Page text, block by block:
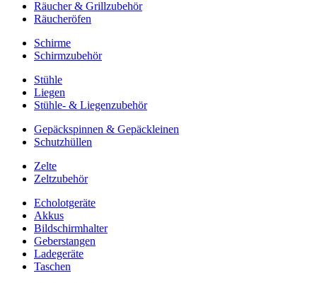
Räucher & Grillzubehör
Räucheröfen
Schirme
Schirmzubehör
Stühle
Liegen
Stühle- & Liegenzubehör
Gepäckspinnen & Gepäckleinen
Schutzhüllen
Zelte
Zeltzubehör
Echolotgeräte
Akkus
Bildschirmhalter
Geberstangen
Ladegeräte
Taschen